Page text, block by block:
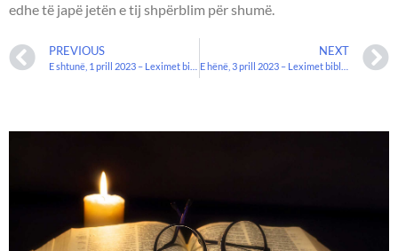
edhe të japë jetën e tij shpërblim për shumë.
PREVIOUS NEXT